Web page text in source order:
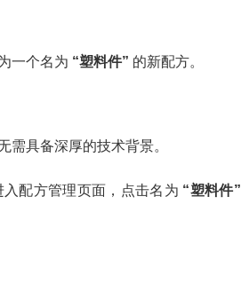
一个名为 “塑料件” 的新配方。
需具备深厚的技术背景。
入配方管理页面，点击名为 “塑料件”